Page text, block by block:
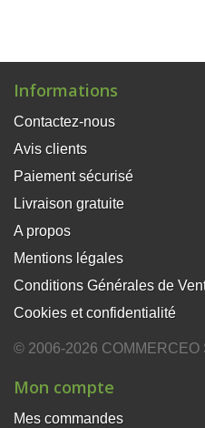
Informations
Contactez-nous
Avis clients
Paiement sécurisé
Livraison gratuite
A propos
Mentions légales
Conditions Générales de
Cookies et confidentialité
© 2006-2026 COMMERCEO
Mon compte
Mes commandes